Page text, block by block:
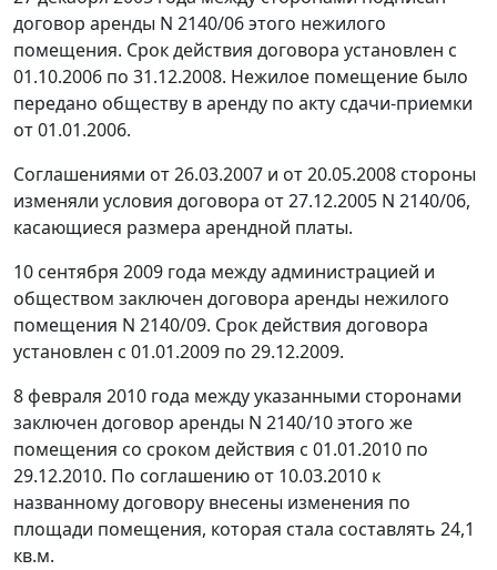
договор аренды N 2140/06 этого нежилого
помещения. Срок действия договора установлен с
01.10.2006 по 31.12.2008. Нежилое помещение было
передано обществу в аренду по акту сдачи-приемки
от 01.01.2006.
Соглашениями от 26.03.2007 и от 20.05.2008 стороны
изменяли условия договора от 27.12.2005 N 2140/06,
касающиеся размера арендной платы.
10 сентября 2009 года между администрацией и
обществом заключен договора аренды нежилого
помещения N 2140/09. Срок действия договора
установлен с 01.01.2009 по 29.12.2009.
8 февраля 2010 года между указанными сторонами
заключен договор аренды N 2140/10 этого же
помещения со сроком действия с 01.01.2010 по
29.12.2010. По соглашению от 10.03.2010 к
названному договору внесены изменения по
площади помещения, которая стала составлять 24,1
кв.м.